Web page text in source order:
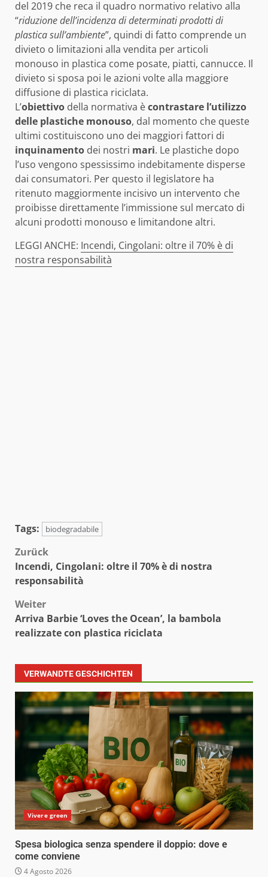
del 2019 che reca il quadro normativo relativo alla
“riduzione dell’incidenza di determinati prodotti di
plastica sull’ambiente”, quindi di fatto comprende un
divieto o limitazioni alla vendita per articoli
monouso in plastica come posate, piatti, cannucce. Il
divieto si sposa poi le azioni volte alla maggiore
diffusione di plastica riciclata.
L’obiettivo della normativa ècontrastare l’utilizzo
delle plastiche monouso, dal momento che queste
ultimi costituiscono uno dei maggiori fattori di
inquinamento dei nostri mari. Le plastiche dopo
l’uso vengono spessissimo indebitamente disperse
dai consumatori. Per questo il legislatore ha
ritenuto maggiormente incisivo un intervento che
proibisse direttamente l’immissione sul mercato di
alcuni prodotti monouso e limitandone altri.
LEGGI ANCHE: Incendi, Cingolani: oltre il 70% è di
nostra responsabilità
Tags: biodegradabile
Beitragsnavigation
Zurück
Incendi, Cingolani: oltre il 70% è di nostra
responsabilità
Weiter
Arriva Barbie ‘Loves the Ocean’, la bambola
realizzate con plastica riciclata
VERWANDTE GESCHICHTEN
Vivere green
Spesa biologica senza spendere il doppio: dove e
come conviene
4 Agosto 2026